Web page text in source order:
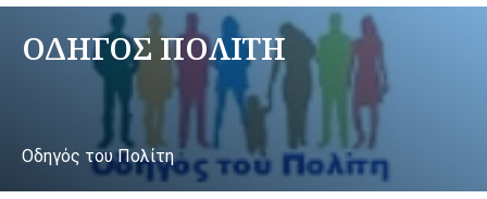
ΟΔΗΓΟΣ ΠΟΛΙΤΗ
Οδηγός του Πολίτη